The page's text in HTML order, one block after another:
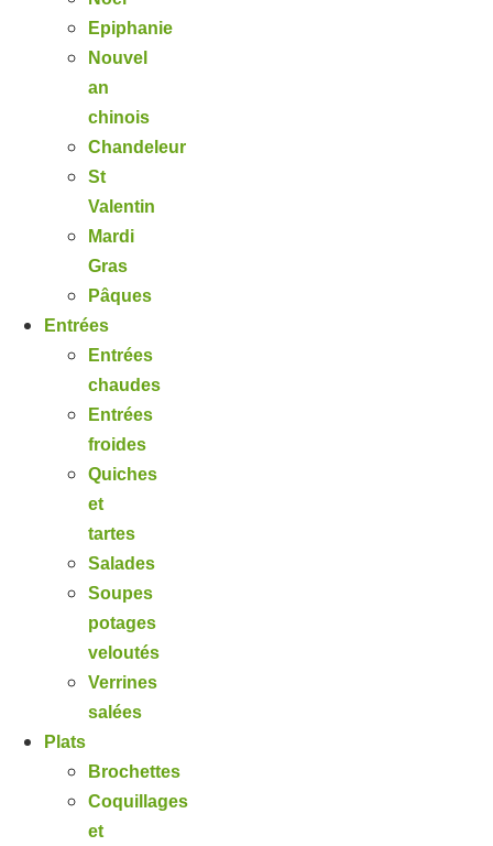
Epiphanie
Nouvel
an
chinois
Chandeleur
St
Valentin
Mardi
Gras
Pâques
Entrées
Entrées
chaudes
Entrées
froides
Quiches
et
tartes
Salades
Soupes
potages
veloutés
Verrines
salées
Plats
Brochettes
Coquillages
et